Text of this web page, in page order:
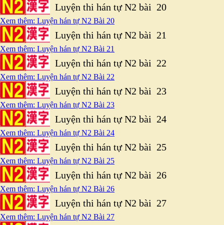
Luyện thi hán tự N2 bài 20
Xem thêm: Luyện hán tự N2 Bài 20
Luyện thi hán tự N2 bài 21
Xem thêm: Luyện hán tự N2 Bài 21
Luyện thi hán tự N2 bài 22
Xem thêm: Luyện hán tự N2 Bài 22
Luyện thi hán tự N2 bài 23
Xem thêm: Luyện hán tự N2 Bài 23
Luyện thi hán tự N2 bài 24
Xem thêm: Luyện hán tự N2 Bài 24
Luyện thi hán tự N2 bài 25
Xem thêm: Luyện hán tự N2 Bài 25
Luyện thi hán tự N2 bài 26
Xem thêm: Luyện hán tự N2 Bài 26
Luyện thi hán tự N2 bài 27
Xem thêm: Luyện hán tự N2 Bài 27